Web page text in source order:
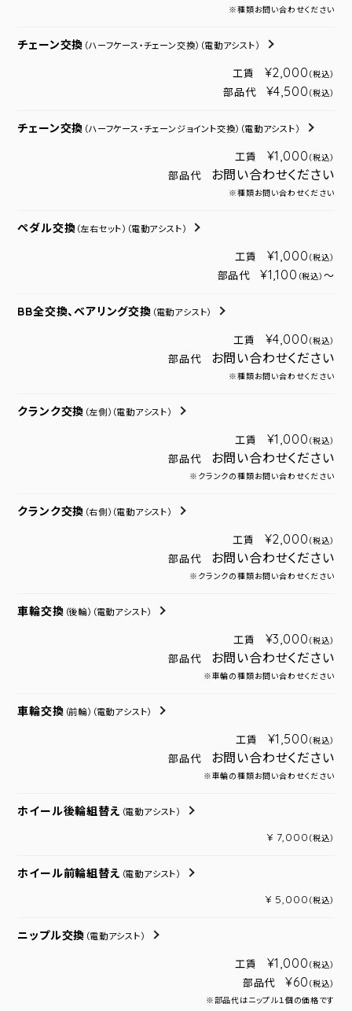
※種類お問い合わせください
チェーン交換 （ハーフケース・チェーン交換） （電動アシスト）
工賃 ¥2,000 （税込）
部品代 ¥4,500 （税込）
チェーン交換 （ハーフケース・チェーンジョイント交換） （電動アシスト）
工賃 ¥1,000 （税込）
部品代 お問い合わせください
※種類お問い合わせください
ペダル交換 （左右セット） （電動アシスト）
工賃 ¥1,000 （税込）
部品代 ¥1,100 （税込） ～
BB全交換、ベアリング交換 （電動アシスト）
工賃 ¥4,000 （税込）
部品代 お問い合わせください
※種類お問い合わせください
クランク交換 （左側） （電動アシスト）
工賃 ¥1,000 （税込）
部品代 お問い合わせください
※クランクの種類お問い合わせください
クランク交換 （右側） （電動アシスト）
工賃 ¥2,000 （税込）
部品代 お問い合わせください
※クランクの種類お問い合わせください
車輪交換 （後輪） （電動アシスト）
工賃 ¥3,000 （税込）
部品代 お問い合わせください
※車輪の種類お問い合わせください
車輪交換 （前輪） （電動アシスト）
工賃 ¥1,500 （税込）
部品代 お問い合わせください
※車輪の種類お問い合わせください
ホイール後輪組替え （電動アシスト）
¥ 7,000 （税込）
ホイール前輪組替え （電動アシスト）
¥ 5,000 （税込）
ニップル交換 （電動アシスト）
工賃 ¥1,000 （税込）
部品代 ¥60 （税込）
※部品代はニップル１個の価格です